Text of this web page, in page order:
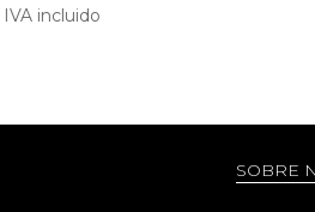
IVA incluido
SOBRE